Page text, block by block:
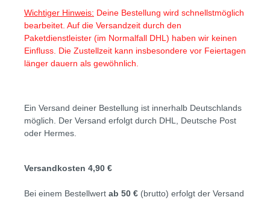
Wichtiger Hinweis: Deine Bestellung wird schnellstmöglich
bearbeitet. Auf die Versandzeit durch den
Paketdienstleister (im Normalfall DHL) haben wir keinen
Einfluss. Die Zustellzeit kann insbesondere vor Feiertagen
länger dauern als gewöhnlich.
Ein Versand deiner Bestellung ist innerhalb Deutschlands
möglich. Der Versand erfolgt durch DHL, Deutsche Post
oder Hermes.
Versandkosten 4,90 €
Bei einem Bestellwert ab 50 € (brutto) erfolgt der Versand